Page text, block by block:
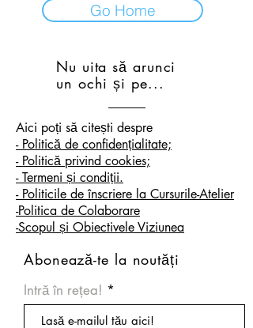
Go Home
Nu uita să arunci
un ochi și pe...
Aici poți să citești despre
- Politică de confidențialitate;
- Politică privind cookies;
- Termeni și condiții.
- Politicile de înscriere la Cursurile-Atelier
-Politica de Colaborare
-Scopul și Obiectivele Viziunea
Abonează-te la noutăți
Intră în rețea!